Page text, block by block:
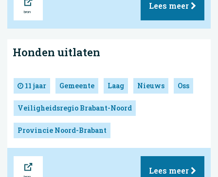
Lees meer
Honden uitlaten
11 jaar Gemeente Laag Nieuws Oss
Veiligheidsregio Brabant-Noord
Provincie Noord-Brabant
Lees meer